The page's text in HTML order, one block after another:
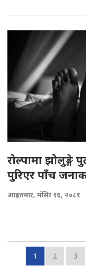
रोल्पामा झोलुङ्गे
पुरिएर पाँच
आइतबार, मंसिर १६, २०८१
1 2 3